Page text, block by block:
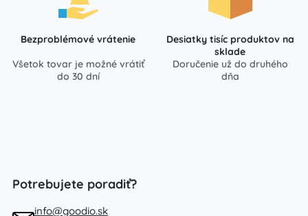
Bezproblémové vrátenie
Všetok tovar je možné vrátiť
do 30 dní
Desiatky tisíc produktov na
sklade
Doručenie už do druhého
dňa
Potrebujete poradiť?
info@goodio.sk